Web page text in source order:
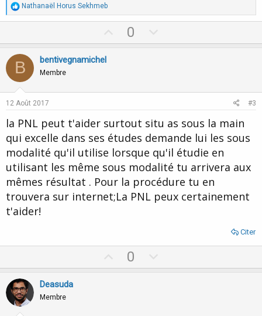
R
é
a
t
i
o
n
s
:
Nathanaël Horus Sekhmeb
p
t
0
o
v
e
B bentivegnamichel
Membre
12 Août 2017 #3
la PNL peut t'aider surtout situ as sous la main
qui excelle dans ses études demande lui les sous
modalité qu'il utilise lorsque qu'il étudie en
utilisant les même sous modalité tu arrivera aux
mêmes résultat . Pour la procédure tu en
trouvera sur internet;La PNL peux certainement
t'aider!
Citer
p
0
o
Deasuda
Membre